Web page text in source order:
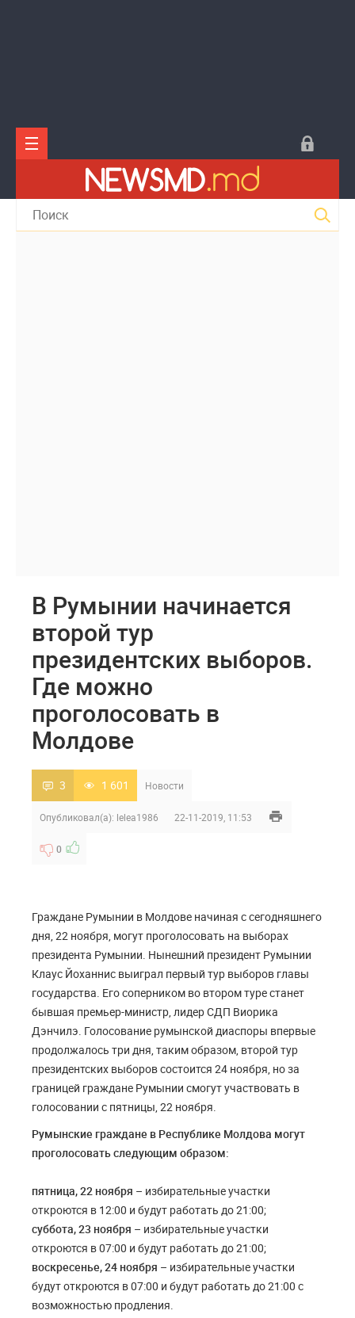
В Румынии начинается
второй тур
президентских выборов.
Где можно
проголосовать в
Молдове
3 1 601 Новости
Опубликовал(а): lelea1986 22-11-2019, 11:53
0
Граждане Румынии в Молдове начиная с сегодняшнего
дня, 22 ноября, могут проголосовать на выборах
президента Румынии. Нынешний президент Румынии
Клаус Йоханнис выиграл первый тур выборов главы
государства. Его соперником во втором туре станет
бывшая премьер-министр, лидер СДП Виорика
Дэнчилэ. Голосование румынской диаспоры впервые
продолжалось три дня, таким образом, второй тур
президентских выборов состоится 24 ноября, но за
границей граждане Румынии смогут участвовать в
голосовании с пятницы, 22 ноября.
Румынские граждане в Республике Молдова могут
проголосовать следующим образом:
пятница, 22 ноября – избирательные участки
откроются в 12:00 и будут работать до 21:00;
суббота, 23 ноября – избирательные участки
откроются в 07:00 и будут работать до 21:00;
воскресенье, 24 ноября – избирательные участки
будут откроются в 07:00 и будут работать до 21:00 с
возможностью продления.